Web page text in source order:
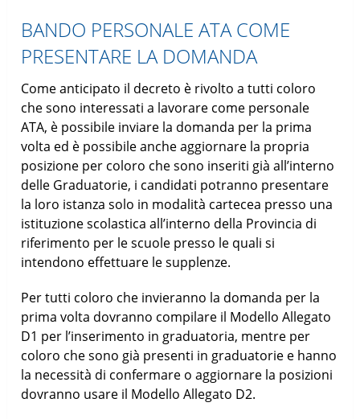
BANDO PERSONALE ATA COME
PRESENTARE LA DOMANDA
Come anticipato il decreto è rivolto a tutti coloro
che sono interessati a lavorare come personale
ATA, è possibile inviare la domanda per la prima
volta ed è possibile anche aggiornare la propria
posizione per coloro che sono inseriti già all’interno
delle Graduatorie, i candidati potranno presentare
la loro istanza solo in modalità cartecea presso una
istituzione scolastica all’interno della Provincia di
riferimento per le scuole presso le quali si
intendono effettuare le supplenze.
Per tutti coloro che invieranno la domanda per la
prima volta dovranno compilare il Modello Allegato
D1 per l’inserimento in graduatoria, mentre per
coloro che sono già presenti in graduatorie e hanno
la necessità di confermare o aggiornare la posizioni
dovranno usare il Modello Allegato D2.